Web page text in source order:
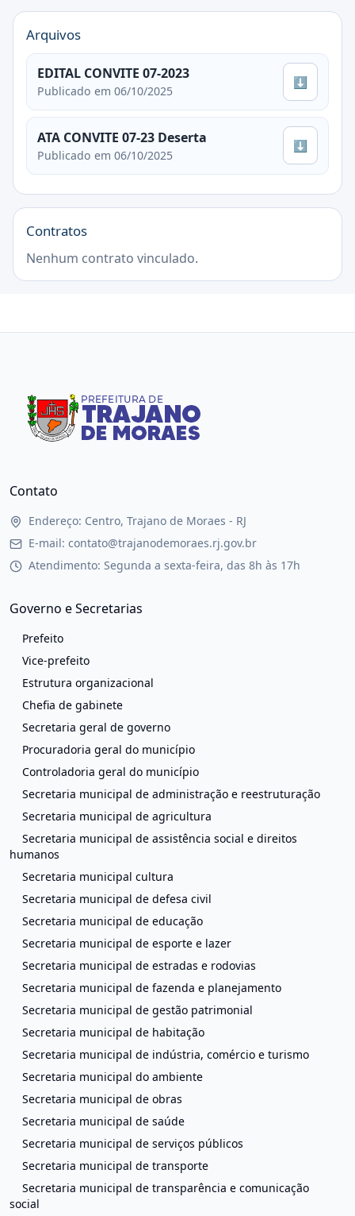
Arquivos
EDITAL CONVITE 07-2023
Publicado em 06/10/2025
⬇
ATA CONVITE 07-23 Deserta
Publicado em 06/10/2025
⬇
Contratos
Nenhum contrato vinculado.
Contato
Endereço: Centro, Trajano de Moraes - RJ
E-mail: contato@trajanodemoraes.rj.gov.br
Atendimento: Segunda a sexta-feira, das 8h às 17h
Governo e Secretarias
Prefeito
Vice-prefeito
Estrutura organizacional
Chefia de gabinete
Secretaria geral de governo
Procuradoria geral do município
Controladoria geral do município
Secretaria municipal de administração e reestruturação
Secretaria municipal de agricultura
Secretaria municipal de assistência social e direitos
humanos
Secretaria municipal cultura
Secretaria municipal de defesa civil
Secretaria municipal de educação
Secretaria municipal de esporte e lazer
Secretaria municipal de estradas e rodovias
Secretaria municipal de fazenda e planejamento
Secretaria municipal de gestão patrimonial
Secretaria municipal de habitação
Secretaria municipal de indústria, comércio e turismo
Secretaria municipal do ambiente
Secretaria municipal de obras
Secretaria municipal de saúde
Secretaria municipal de serviços públicos
Secretaria municipal de transporte
Secretaria municipal de transparência e comunicação
social